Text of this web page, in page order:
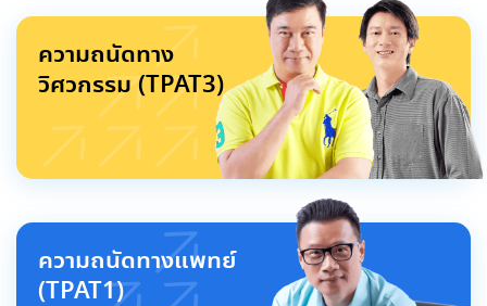
ความถนัดทาง
วิศวกรรม (TPAT3)
ความถนัดทางแพทย์
(TPAT1)